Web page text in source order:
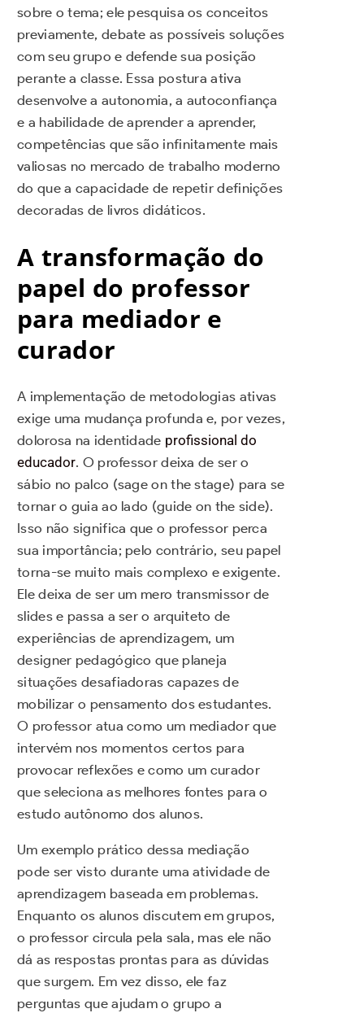
sobre o tema; ele pesquisa os conceitos
previamente, debate as possíveis soluções
com seu grupo e defende sua posição
perante a classe. Essa postura ativa
desenvolve a autonomia, a autoconfiança
e a habilidade de aprender a aprender,
competências que são infinitamente mais
valiosas no mercado de trabalho moderno
do que a capacidade de repetir definições
decoradas de livros didáticos.
A transformação do
papel do professor
para mediador e
curador
A implementação de metodologias ativas
exige uma mudança profunda e, por vezes,
dolorosa na identidade profissional do
educador. O professor deixa de ser o
sábio no palco (sage on the stage) para se
tornar o guia ao lado (guide on the side).
Isso não significa que o professor perca
sua importância; pelo contrário, seu papel
torna-se muito mais complexo e exigente.
Ele deixa de ser um mero transmissor de
slides e passa a ser o arquiteto de
experiências de aprendizagem, um
designer pedagógico que planeja
situações desafiadoras capazes de
mobilizar o pensamento dos estudantes.
O professor atua como um mediador que
intervém nos momentos certos para
provocar reflexões e como um curador
que seleciona as melhores fontes para o
estudo autônomo dos alunos.
Um exemplo prático dessa mediação
pode ser visto durante uma atividade de
aprendizagem baseada em problemas.
Enquanto os alunos discutem em grupos,
o professor circula pela sala, mas ele não
dá as respostas prontas para as dúvidas
que surgem. Em vez disso, ele faz
perguntas que ajudam o grupo a